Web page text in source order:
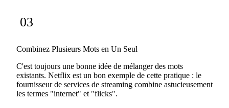
03
Combinez Plusieurs Mots en Un Seul
C'est toujours une bonne idée de mélanger des mots
existants. Netflix est un bon exemple de cette pratique : le
fournisseur de services de streaming combine astucieusement
les termes "internet" et "flicks".